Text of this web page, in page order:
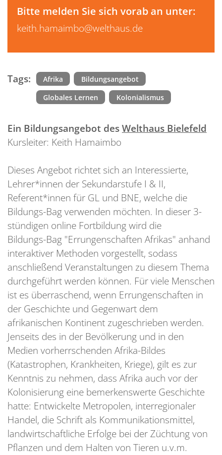
Bitte melden Sie sich vorab an unter:
keith.hamaimbo@welthaus.de
Tags: Afrika
Bildungsangebot
Globales Lernen
Kolonialismus
Ein Bildungsangebot desWelthaus Bielefeld
Kursleiter: Keith Hamaimbo
Dieses Angebot richtet sich an Interessierte,
Lehrer*innen der Sekundarstufe I & II,
Referent*innen für GL und BNE, welche die
Bildungs-Bag verwenden möchten. In dieser 3-
stündigen online Fortbildung wird die
Bildungs-Bag "Errungenschaften Afrikas" anhand
interaktiver Methoden vorgestellt, sodass
anschließend Veranstaltungen zu diesem Thema
durchgeführt werden können. Für viele Menschen
ist es überraschend, wenn Errungenschaften in
der Geschichte und Gegenwart dem
afrikanischen Kontinent zugeschrieben werden.
Jenseits des in der Bevölkerung und in den
Medien vorherrschenden Afrika-Bildes
(Katastrophen, Krankheiten, Kriege), gilt es zur
Kenntnis zu nehmen, dass Afrika auch vor der
Kolonisierung eine bemerkenswerte Geschichte
hatte: Entwickelte Metropolen, interregionaler
Handel, die Schrift als Kommunikationsmittel,
landwirtschaftliche Erfolge bei der Züchtung von
Pflanzen und dem Halten von Tieren u.v.m.